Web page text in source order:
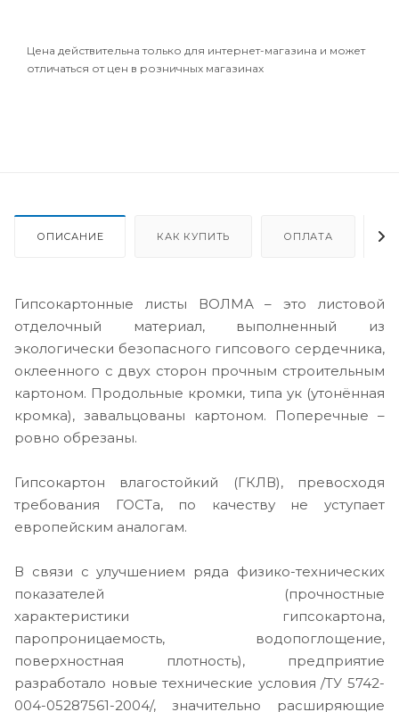
Цена действительна только для интернет-магазина и может
отличаться от цен в розничных магазинах
ОПИСАНИЕ КАК КУПИТЬ ОПЛАТА
Гипсокартонные листы ВОЛМА – это листовой
отделочный материал, выполненный из
экологически безопасного гипсового сердечника,
оклеенного с двух сторон прочным строительным
картоном. Продольные кромки, типа ук (утонённая
кромка), завальцованы картоном. Поперечные –
ровно обрезаны.
Гипсокартон влагостойкий (ГКЛВ), превосходя
требования ГОСТа, по качеству не уступает
европейским аналогам.
В связи с улучшением ряда физико-технических
показателей (прочностные
характеристики гипсокартона,
паропроницаемость, водопоглощение,
поверхностная плотность), предприятие
разработало новые технические условия /ТУ 5742-
004-05287561-2004/, значительно расширяющие